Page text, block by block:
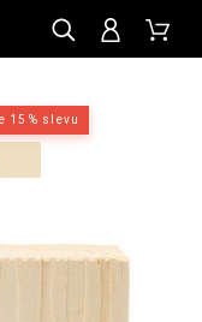
15 % slevu
CZ